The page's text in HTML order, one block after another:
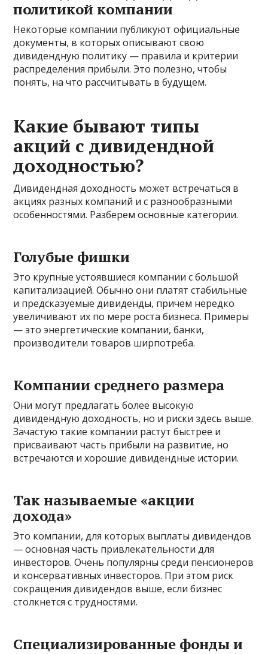
политикой компании
Некоторые компании публикуют официальные
документы, в которых описывают свою
дивидендную политику — правила и критерии
распределения прибыли. Это полезно, чтобы
понять, на что рассчитывать в будущем.
Какие бывают типы
акций с дивидендной
доходностью?
Дивидендная доходность может встречаться в
акциях разных компаний и с разнообразными
особенностями. Разберем основные категории.
Голубые фишки
Это крупные устоявшиеся компании с большой
капитализацией. Обычно они платят стабильные
и предсказуемые дивиденды, причем нередко
увеличивают их по мере роста бизнеса. Примеры
— это энергетические компании, банки,
производители товаров ширпотреба.
Компании среднего размера
Они могут предлагать более высокую
дивидендную доходность, но и риски здесь выше.
Зачастую такие компании растут быстрее и
присваивают часть прибыли на развитие, но
встречаются и хорошие дивидендные истории.
Так называемые «акции
дохода»
Это компании, для которых выплаты дивидендов
— основная часть привлекательности для
инвесторов. Очень популярны среди пенсионеров
и консервативных инвесторов. При этом риск
сокращения дивидендов выше, если бизнес
столкнется с трудностями.
Специализированные фонды и